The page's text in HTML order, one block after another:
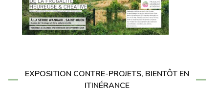
EXPOSITION CONTRE-PROJETS, BIENTÔT EN
ITINÉRANCE